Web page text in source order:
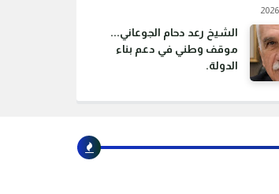
الشيخ رعد دحام الجوعاني...
موقف وطني في دعم بناء
الدولة.